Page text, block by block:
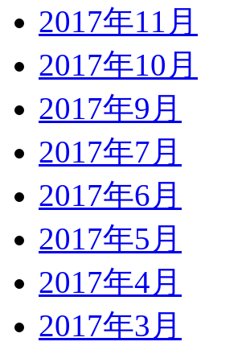
2017年11月
2017年10月
2017年9月
2017年7月
2017年6月
2017年5月
2017年4月
2017年3月